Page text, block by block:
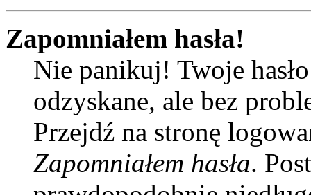
Zapomniałem hasła!
Nie panikuj! Twoje
odzyskane, ale bez
Przejdź na stronę
Zapomniałem hasła.